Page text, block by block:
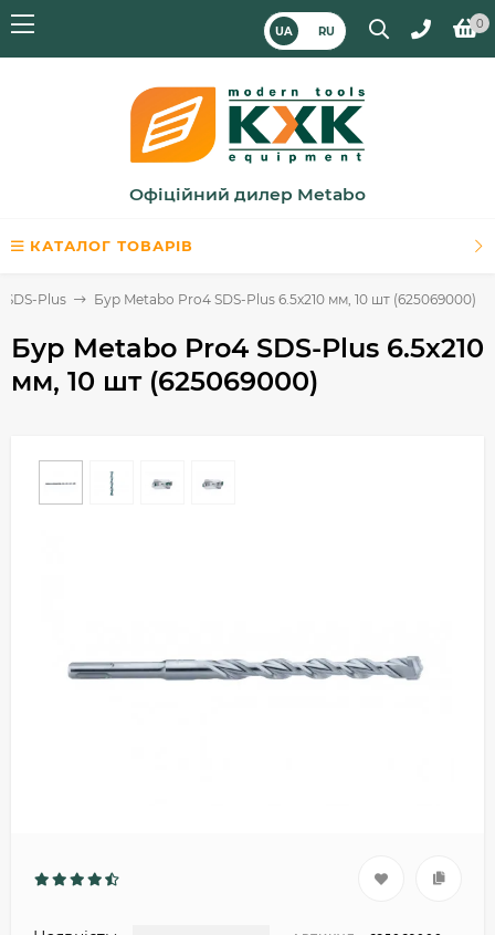
UA RU
0
Офіційний дилер Metabo
КАТАЛОГ ТОВАРІВ
Plus Бур Metabo Pro4 SDS-Plus 6.5x210 мм, 10 шт (625069000)
Бур Metabo Pro4 SDS-Plus 6.5x210
мм, 10 шт (625069000)